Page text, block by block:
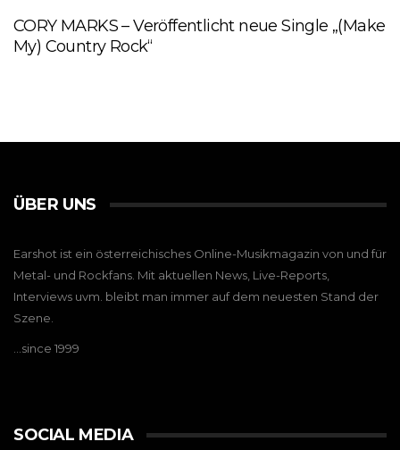
CORY MARKS – Veröffentlicht neue Single „(Make
My) Country Rock“
ÜBER UNS
Earshot ist ein österreichisches Online-Musikmagazin von und für
Metal- und Rockfans. Mit aktuellen News, Live-Reports,
Interviews uvm. bleibt man immer auf dem neuesten Stand der
Szene.
…since 1999
SOCIAL MEDIA